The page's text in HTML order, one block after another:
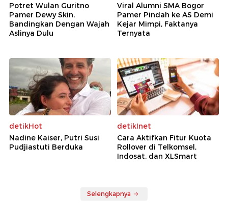
Potret Wulan Guritno
Pamer Dewy Skin,
Bandingkan Dengan Wajah
Aslinya Dulu
Viral Alumni SMA Bogor
Pamer Pindah ke AS Demi
Kejar Mimpi, Faktanya
Ternyata
detikHot
Nadine Kaiser, Putri Susi
Pudjiastuti Berduka
detikInet
Cara Aktifkan Fitur Kuota
Rollover di Telkomsel,
Indosat, dan XLSmart
Selengkapnya